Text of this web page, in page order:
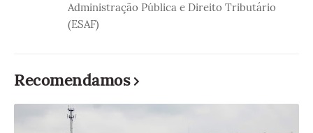
Administração Pública e Direito Tributário
(ESAF)
Recomendamos